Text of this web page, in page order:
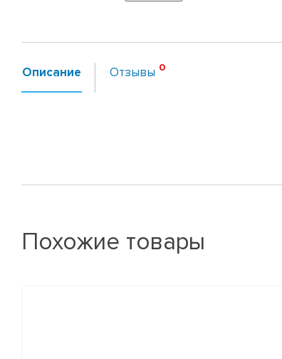
Описание Отзывы
Похожие товары